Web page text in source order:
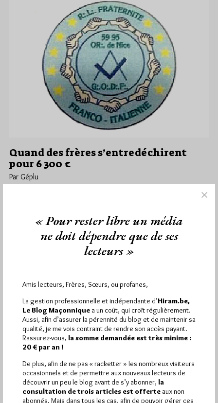
Quand des frères s’entredéchirent
pour 6 300 €
Par Géplu
Lu 3864 fois
Correctionnel de Nice va avoir à trancher un conflit…
Loges 12 commentaires
visiteset 3 133 pages ont été lues (Source :
Pirsch.io)
Plus d’informations
« Pour rester libre un média
ne doit dépendre que de ses
lecteurs »
Amis lecteurs, Frères, Sœurs, ou profanes,
La gestion professionnelle et indépendante d’Hiram.be,
Le Blog Maçonnique a un coût, qui croît régulièrement.
Aussi, afin d’assurer la pérennité du blog et de maintenir sa
qualité, je me vois contraint de rendre son accès payant.
Rassurez-vous, la somme demandée est très minime :
20 € par an !
De plus, afin de ne pas « racketter » les nombreux visiteurs
occasionnels et de permettre aux nouveaux lecteurs de
découvrir un peu le blog avant de s’y abonner, la
consultation de trois articles est offerte aux non
abonnés. Mais dans tous les cas, afin de pouvoir gérer ces